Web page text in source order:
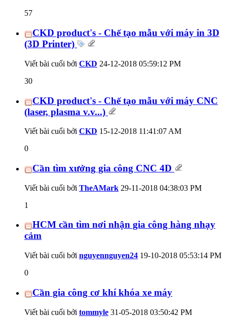
57
CKD product's - Chế tạo mẫu với máy in 3D
(3D Printer)
Viết bài cuối bởi CKD 24-12-2018 05:59:12 PM
30
CKD product's - Chế tạo mẫu với máy CNC
(laser, plasma v.v...)
Viết bài cuối bởi CKD 15-12-2018 11:41:07 AM
0
Cần tìm xưởng gia công CNC 4D
Viết bài cuối bởi TheAMark 29-11-2018 04:38:03 PM
1
HCM cần tìm nơi nhận gia công hàng nhạy
cảm
Viết bài cuối bởi nguyennguyen24 19-10-2018 05:53:14 PM
0
Cần gia công cơ khí khóa xe máy
Viết bài cuối bởi tommyle 31-05-2018 03:50:42 PM